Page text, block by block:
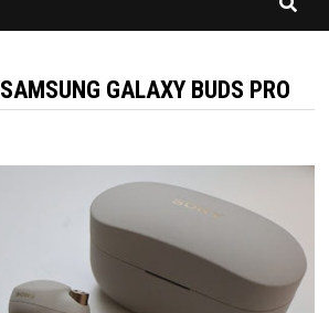
SAMSUNG GALAXY BUDS PRO